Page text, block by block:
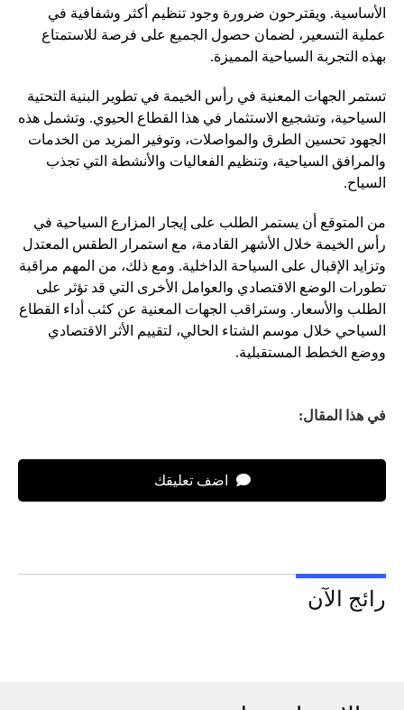
الأساسية. ويقترحون ضرورة وجود تنظيم أكثر وشفافية في
عملية التسعير، لضمان حصول الجميع على فرصة للاستمتاع
بهذه التجربة السياحية المميزة.
تستمر الجهات المعنية في رأس الخيمة في تطوير البنية التحتية
السياحية، وتشجيع الاستثمار في هذا القطاع الحيوي. وتشمل هذه
الجهود تحسين الطرق والمواصلات، وتوفير المزيد من الخدمات
والمرافق السياحية، وتنظيم الفعاليات والأنشطة التي تجذب
السياح.
من المتوقع أن يستمر الطلب على إيجار المزارع السياحية في
رأس الخيمة خلال الأشهر القادمة، مع استمرار الطقس المعتدل
وتزايد الإقبال على السياحة الداخلية. ومع ذلك، من المهم مراقبة
تطورات الوضع الاقتصادي والعوامل الأخرى التي قد تؤثر على
الطلب والأسعار. وستراقب الجهات المعنية عن كثب أداء القطاع
السياحي خلال موسم الشتاء الحالي، لتقييم الأثر الاقتصادي
ووضع الخطط المستقبلية.
في هذا المقال:
اضف تعليقك
رائج الآن